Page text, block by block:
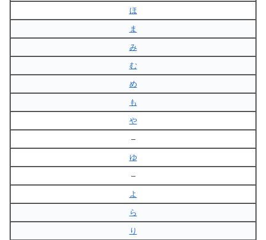
ほ
ま
み
む
め
も
や
–
ゆ
–
よ
ら
り